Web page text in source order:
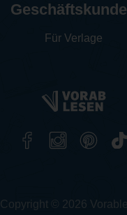
Für Verlage
Copyright © 2026